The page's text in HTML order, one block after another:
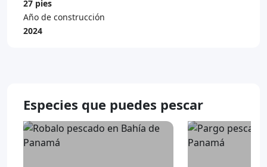
27 pies
Año de construcción
2024
Especies que puedes pescar